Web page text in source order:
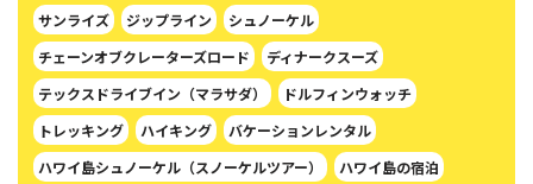
サンライズ
ジップライン
シュノーケル
チェーンオブクレーターズロード
ディナークスーズ
テックスドライブイン（マラサダ）
ドルフィンウォッチ
トレッキング
ハイキング
バケーションレンタル
ハワイ島シュノーケル（スノーケルツアー）
ハワイ島の宿泊